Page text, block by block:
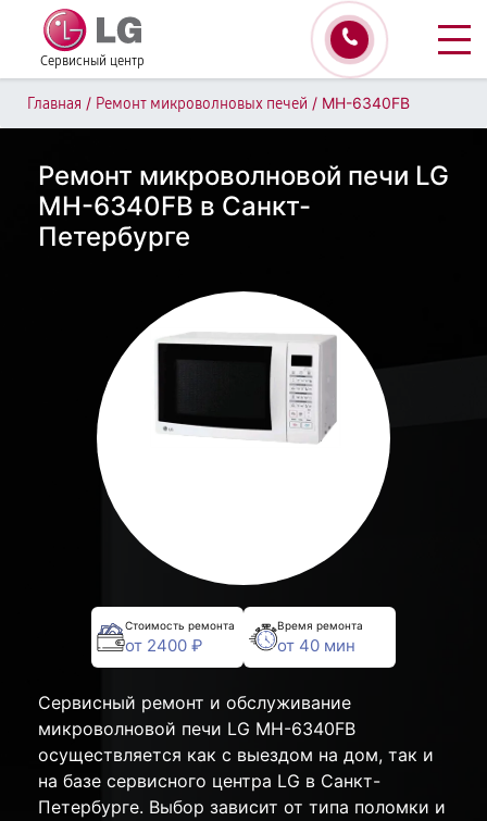
Сервисный центр
Главная / Ремонт микроволновых печей / MH-6340FB
Ремонт микроволновой печи LG
MH-6340FB в Санкт-
Петербурге
Стоимость ремонта
от 2400 ₽
Время ремонта
от 40 мин
Сервисный ремонт и обслуживание
микроволновой печи LG MH-6340FB
осуществляется как с выездом на дом, так и
на базе сервисного центра LG в Санкт-
Петербурге. Выбор зависит от типа поломки и